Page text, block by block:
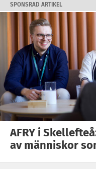
SPONSRAD ARTIKEL
AFRY i
av människor